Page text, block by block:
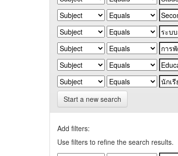
Start a new search
Add filters:
Use filters to refine the search results.